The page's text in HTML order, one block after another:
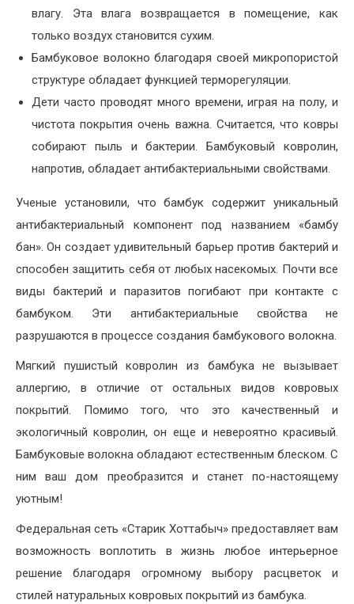
влагу. Эта влага возвращается в помещение, как
только воздух становится сухим.
Бамбуковое волокно благодаря своей микропористой
структуре обладает функцией терморегуляции.
Дети часто проводят много времени, играя на полу, и
чистота покрытия очень важна. Считается, что ковры
собирают пыль и бактерии. Бамбуковый ковролин,
напротив, обладает антибактериальными свойствами.
Ученые установили, что бамбук содержит уникальный
антибактериальный компонент под названием «бамбу
бан». Он создает удивительный барьер против бактерий и
способен защитить себя от любых насекомых. Почти все
виды бактерий и паразитов погибают при контакте с
бамбуком. Эти антибактериальные свойства не
разрушаются в процессе создания бамбукового волокна.
Мягкий пушистый ковролин из бамбука не вызывает
аллергию, в отличие от остальных видов ковровых
покрытий. Помимо того, что это качественный и
экологичный ковролин, он еще и невероятно красивый.
Бамбуковые волокна обладают естественным блеском. С
ним ваш дом преобразится и станет по-настоящему
уютным!
Федеральная сеть «Старик Хоттабыч» предоставляет вам
возможность воплотить в жизнь любое интерьерное
решение благодаря огромному выбору расцветок и
стилей натуральных ковровых покрытий из бамбука.